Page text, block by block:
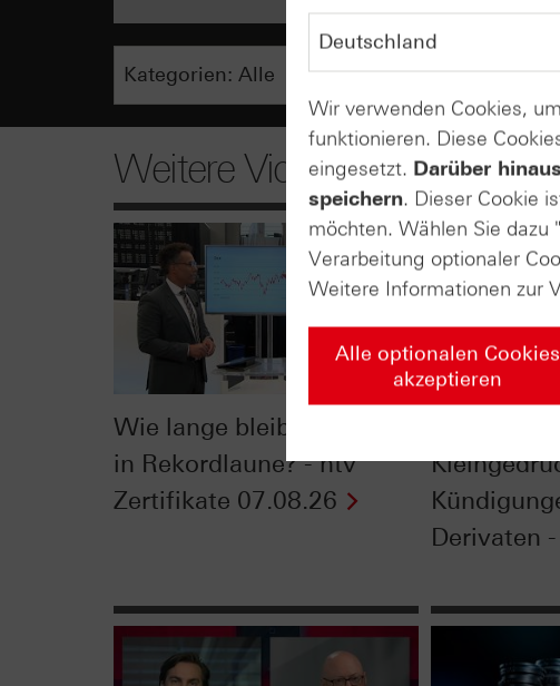
Weitere Videos
Wie lange bleibt der DAX®
in Rekordlaune? - ntv
Zertifikate 07.08.26
Derivaten
Wir verwenden Cookies,
funktionieren. Diese
eingesetzt. Darüber
speichern. Dieser Cookie
möchten. Wählen Sie dazu
Verarbeitung optionaler
Weitere Informationen zur
Alle optionalen Cookies
akzeptieren